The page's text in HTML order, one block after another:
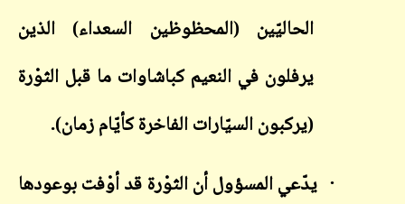
الحاليّين (المحظوظين السعداء) الذين
يرفلون في النعيم كباشاوات ما قبل الثوْرة
(يركبون السيّارات الفاخرة كأيّام زمان).
· يدّعي المسؤول أن الثوْرة قد أوْفت بوعودها